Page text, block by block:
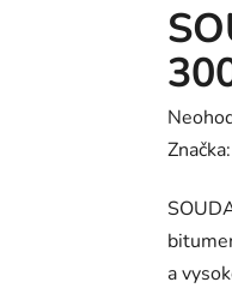
je
0,0
z
Značka:
a